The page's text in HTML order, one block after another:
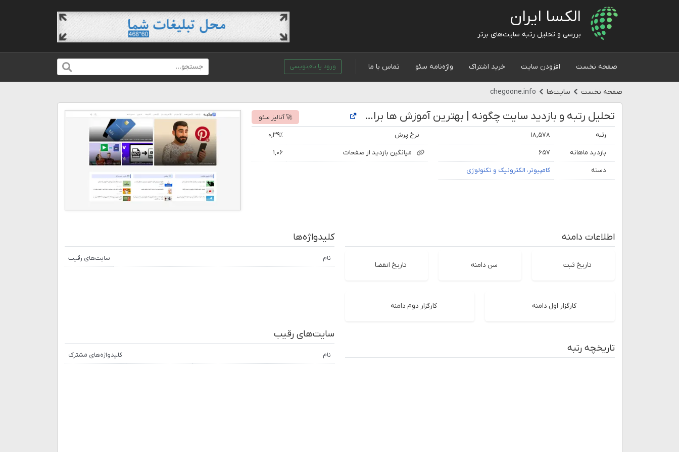
الکسا ایران
بررسی و تحلیل رتبه سایت‌های برتر
صفحه نخست افزودن سایت خرید اشتراک واژه‌نامه سئو تماس با ما ورود یا نام‌نویسی
صفحه نخست سایت‌ها chegoone.info
تحلیل رتبه و بازدید سایت چگونه | بهترین آموزش ها برای انجام هر کاری 🚀 آنالیز سئو
رتبه ۱۸,۵۷۸
بازدید ماهانه ۶۵۷
دسته کامپیوتر، الکترونیک و تکنولوژی
نرخ پرش ۰,۳۹٪
میانگین بازدید از صفحات ۱,۰۶
اطلاعات دامنه
تاریخ ثبت سن دامنه تاریخ انقضا
کارگزار اول دامنه کارگزار دوم دامنه
کلیدواژه‌ها
نام سایت‌های رقیب
تاریخچه رتبه
سایت‌های رقیب
نام کلیدواژه‌های مشترک